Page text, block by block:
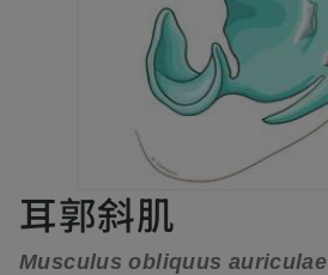
耳郭斜肌
Musculus obliquus auriculae